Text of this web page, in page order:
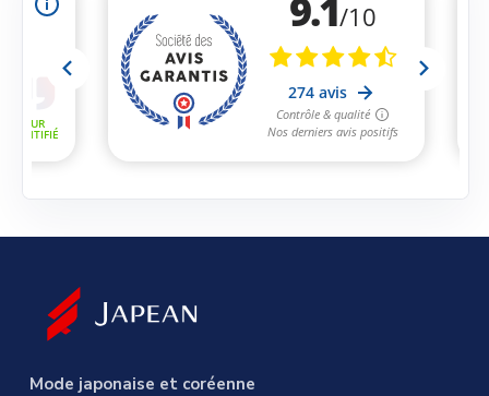
Mode japonaise et coréenne